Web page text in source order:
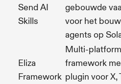
Send AI
Skills
gebouwde
voor het
agents op
Eliza
Framework
Multi-
framework
plugin voor X,